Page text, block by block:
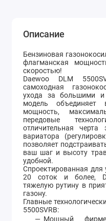
Описание
Бензиновая
флагманская
скоростью!
Daewoo DLM
самоходная
ухода за большими
модель объединяет
мощность,
передовые
отличительная
вариатора
позволяет
ваш шаг и высоту
удобной.
Спроектированная
20 соток и более,
тяжелую рутину в
газону.
Главные
5500SVRB:
Мощный